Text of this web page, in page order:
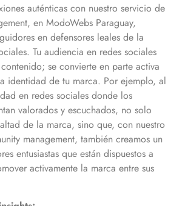
auténticas con nuestro servicio de
en ModoWebs Paraguay,
en defensores leales de la
Tu audiencia en redes sociales
se convierte en parte activa
identidad de tu marca. Por ejemplo, al
en redes sociales donde los
valorados y escuchados, no solo
de la marca, sino que, con nuestro
management, también creamos un
entusiastas que están dispuestos a
activamente la marca entre sus